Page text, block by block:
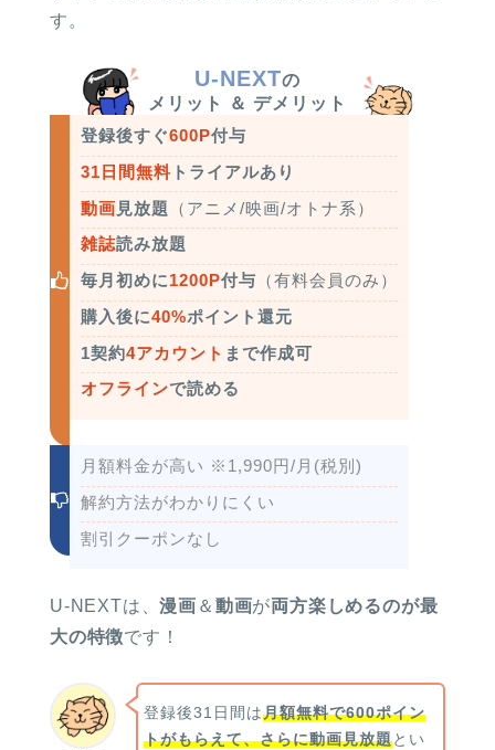
す。
U-NEXTの
メリット ＆ デメリット
登録後すぐ600P付与
31日間無料 トライアルあり
動画 見放題
（アニメ/映画/オトナ系）
雑誌読み放題
毎月初めに1200P付与 （有料会員のみ）
購入後に40%ポイント還元
1契約4アカウント まで作成可
オフラインで読める
月額料金が高い ※1,990円/月(税別)
解約方法がわかりにくい
割引クーポンなし
U-NEXTは、漫画 ＆ 動画が両方楽しめるのが最
大の特徴です！
登録後31日間は月額無料で600ポイン
トがもらえて、さらに動画見放題とい